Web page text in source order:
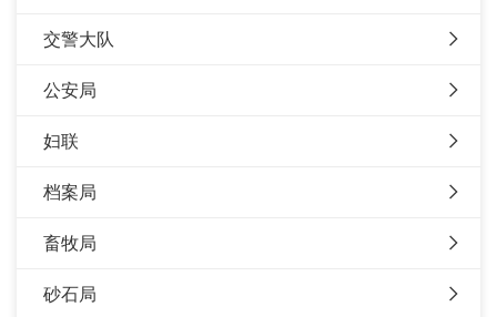
交警大队
公安局
妇联
档案局
畜牧局
砂石局